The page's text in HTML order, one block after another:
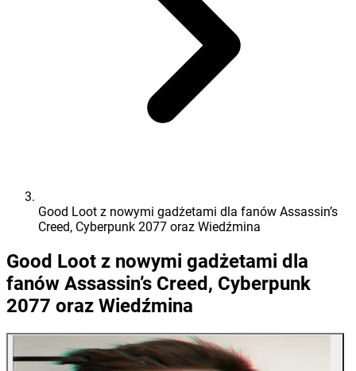
Good Loot z nowymi gadżetami dla fanów Assassin’s
Creed, Cyberpunk 2077 oraz Wiedźmina
Good Loot z nowymi gadżetami dla
fanów Assassin’s Creed, Cyberpunk
2077 oraz Wiedźmina